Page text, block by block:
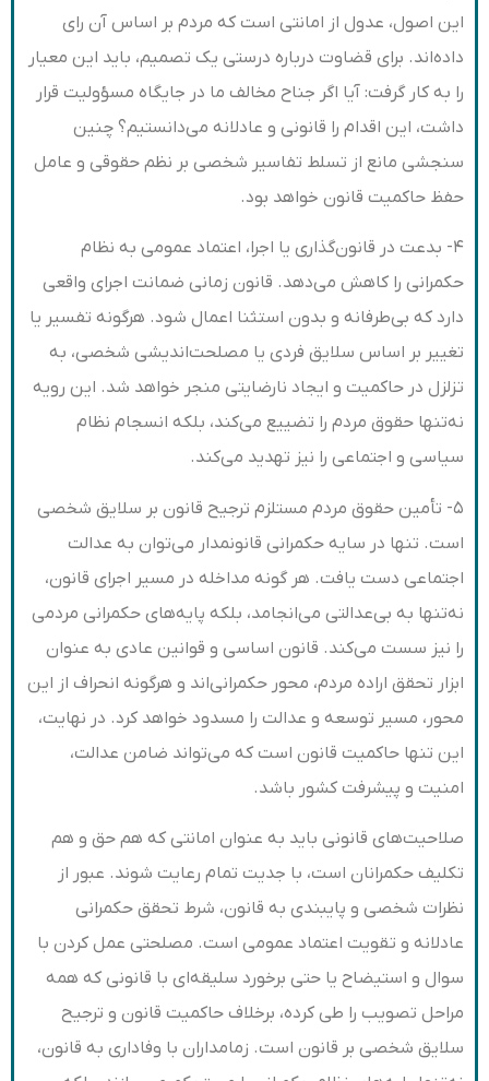
این اصول، عدول از امانتی است که مردم بر اساس آن رای
داده‌اند. برای قضاوت درباره درستی یک تصمیم، باید این معیار
را به ‌کار گرفت: آیا اگر جناح مخالف ما در جایگاه مسؤولیت قرار
داشت، این اقدام را قانونی و عادلانه می‌دانستیم؟ چنین
سنجشی مانع از تسلط تفاسیر شخصی بر نظم حقوقی و عامل
حفظ حاکمیت قانون خواهد بود.
۴- بدعت در قانون‌گذاری یا اجرا، اعتماد عمومی به نظام
حکمرانی را کاهش می‌دهد. قانون زمانی ضمانت اجرای واقعی
دارد که بی‌طرفانه و بدون استثنا اعمال شود. هرگونه تفسیر یا
تغییر بر اساس سلایق فردی یا مصلحت‌اندیشی شخصی، به
تزلزل در حاکمیت و ایجاد نارضایتی منجر خواهد شد. این رویه
نه‌تنها حقوق مردم را تضییع می‌کند، بلکه انسجام نظام
سیاسی و اجتماعی را نیز تهدید می‌کند.
۵- تأمین حقوق مردم مستلزم ترجیح قانون بر سلایق شخصی
است. تنها در سایه حکمرانی قانونمدار می‌توان به عدالت
اجتماعی دست یافت. هر گونه مداخله در مسیر اجرای قانون،
نه‌تنها به بی‌عدالتی می‌انجامد، بلکه پایه‌های حکمرانی مردمی
را نیز سست می‌کند. قانون اساسی و قوانین عادی به ‌عنوان
ابزار تحقق اراده مردم، محور حکمرانی‌اند و هرگونه انحراف از این
محور، مسیر توسعه و عدالت را مسدود خواهد کرد. در نهایت،
این تنها حاکمیت قانون است که می‌تواند ضامن عدالت،
امنیت و پیشرفت کشور باشد.
صلاحیت‌های قانونی باید به ‌عنوان امانتی که هم حق و هم
تکلیف حکمرانان است، با جدیت تمام رعایت شوند. عبور از
نظرات شخصی و پایبندی به قانون، شرط تحقق حکمرانی
عادلانه و تقویت اعتماد عمومی است. مصلحتی عمل کردن با
سوال و استیضاح یا حتی برخورد سلیقه‌ای با قانونی که همه
مراحل تصویب را طی کرده، برخلاف حاکمیت قانون و ترجیح
سلایق شخصی بر قانون است. زمامداران با وفاداری به قانون،